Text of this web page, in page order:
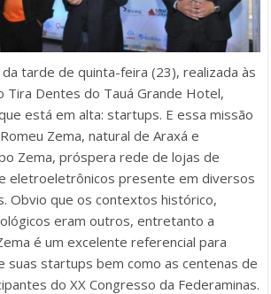
tarde de quinta-feira (23), realizada às
Tira Dentes do Tauá Grande Hotel,
está em alta: startups. E essa missão
Zema, natural de Araxá e
Zema, próspera rede de lojas de
eletroeletrônicos presente em diversos
Obvio que os contextos histórico,
eram outros, entretanto a
é um excelente referencial para
suas startups bem como as centenas de
do XX Congresso da Federaminas.